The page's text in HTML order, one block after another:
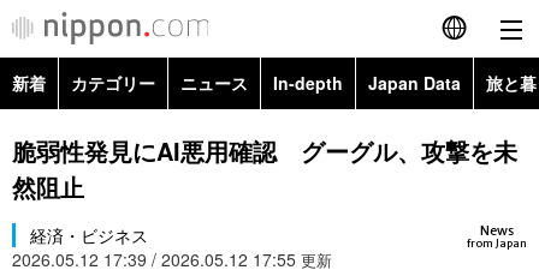
English
简体字
カテゴリー
新着 カテゴリー ニュース In-depth Japan Data 旅と
政治・外交
経済・ビジネス
国際・海外
Topics
脆弱性発見にAI悪用確認 グーグル、攻撃を未
然阻止
News
from Japan
経済・ビジネス
2026.05.12 17:39 / 2026.05.12 17:55 更新